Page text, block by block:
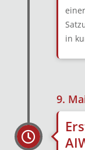
in
9.